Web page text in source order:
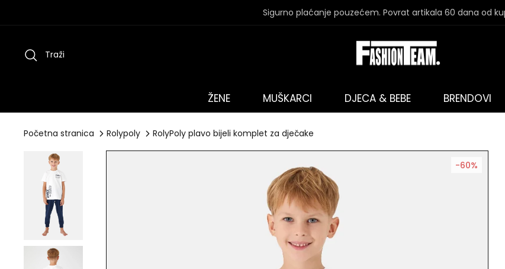
Sigurno plaćanje pouzećem. Povrat artikala 60 dana od
Traži
ŽENE MUŠKARCI DJECA & BEBE BRENDOVI
Početna stranica Rolypoly RolyPoly plavo bijeli komplet za dječake
-60%